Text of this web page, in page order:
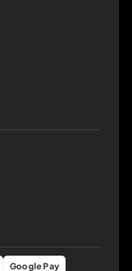
Google Pay